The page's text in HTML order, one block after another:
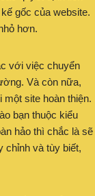
gốc của website.
hơn.
với việc chuyển
Và còn nữa,
một site hoàn thiện.
bạn thuộc kiểu
hảo thì chắc là sẽ
chỉnh và tùy biết,